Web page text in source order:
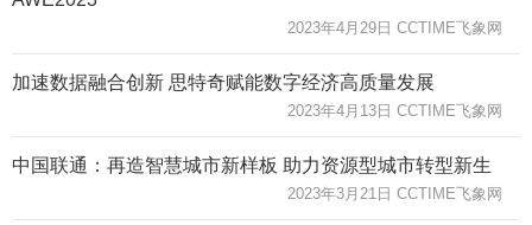
2023年4月29日 CCTIME飞象网
加速数据融合创新 思特奇赋能数字经济高质量发展
2023年4月13日 CCTIME飞象网
中国联通：再造智慧城市新样板 助力资源型城市转型新生
2023年3月21日 CCTIME飞象网